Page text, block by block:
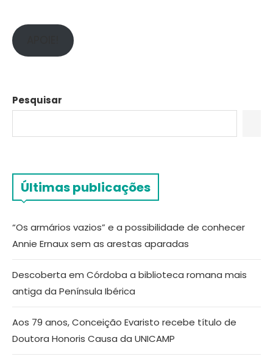
Pesquisar
Últimas publicações
“Os armários vazios” e a possibilidade de conhecer
Annie Ernaux sem as arestas aparadas
Descoberta em Córdoba a biblioteca romana mais
antiga da Península Ibérica
Aos 79 anos, Conceição Evaristo recebe título de
Doutora Honoris Causa da UNICAMP